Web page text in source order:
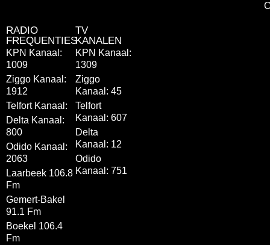
RADIO
FREQUENTIES
KPN Kanaal:
1009
Ziggo Kanaal:
1912
Telfort Kanaal:
Delta Kanaal:
800
Odido Kanaal:
2063
Laarbeek 106.8
Fm
Gemert-Bakel
91.1 Fm
Boekel 106.4
Fm
TV
KANALEN
KPN Kanaal:
1309
Ziggo
Kanaal: 45
Telfort
Kanaal: 607
Delta
Kanaal: 12
Odido
Kanaal: 751